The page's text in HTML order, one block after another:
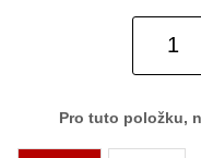
Pro tuto položku,